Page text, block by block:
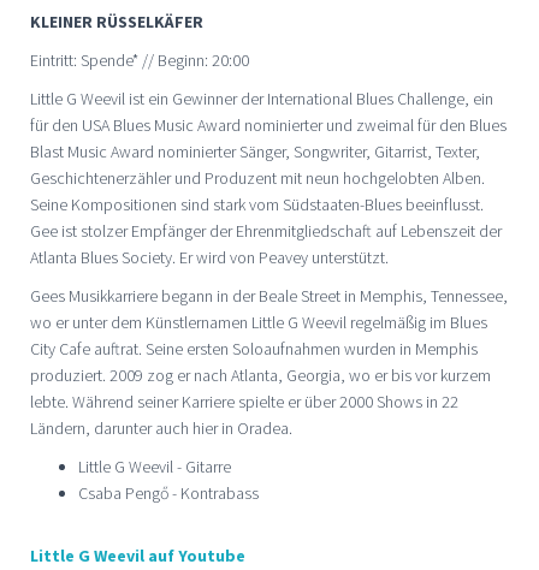
KLEINER RÜSSELKÄFER
Eintritt: Spende* // Beginn: 20:00
Little G Weevil ist ein Gewinner der International Blues Challenge, ein
für den USA Blues Music Award nominierter und zweimal für den Blues
Blast Music Award nominierter Sänger, Songwriter, Gitarrist, Texter,
Geschichtenerzähler und Produzent mit neun hochgelobten Alben.
Seine Kompositionen sind stark vom Südstaaten-Blues beeinflusst.
Gee ist stolzer Empfänger der Ehrenmitgliedschaft auf Lebenszeit der
Atlanta Blues Society. Er wird von Peavey unterstützt.
Gees Musikkarriere begann in der Beale Street in Memphis, Tennessee,
wo er unter dem Künstlernamen Little G Weevil regelmäßig im Blues
City Cafe auftrat. Seine ersten Soloaufnahmen wurden in Memphis
produziert. 2009 zog er nach Atlanta, Georgia, wo er bis vor kurzem
lebte. Während seiner Karriere spielte er über 2000 Shows in 22
Ländern, darunter auch hier in Oradea.
Little G Weevil - Gitarre
Csaba Pengő - Kontrabass
Little G Weevil auf Youtube